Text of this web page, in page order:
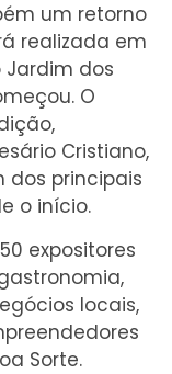
um retorno
realizada em
Jardim dos
O
Cristiano,
principais
o início.
expositores
locais,
Sorte.